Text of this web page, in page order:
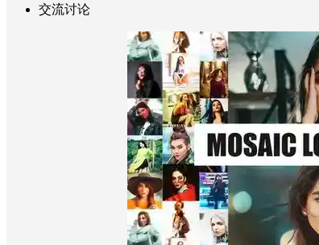
交流讨论